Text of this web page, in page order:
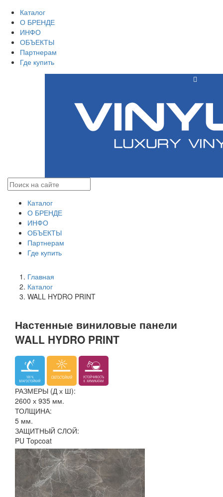
Каталог
О БРЕНДЕ
ИНФО
ОБЪЕКТЫ
Партнерам
Где купить
Каталог
О БРЕНДЕ
ИНФО
ОБЪЕКТЫ
Партнерам
Где купить
Главная
Каталог
WALL HYDRO PRINT
Настенные виниловые панели
WALL HYDRO PRINT
РАЗМЕРЫ (Д х Ш):
2600 х 935 мм.
ТОЛЩИНА:
5 мм.
ЗАЩИТНЫЙ СЛОЙ:
PU Topcoat